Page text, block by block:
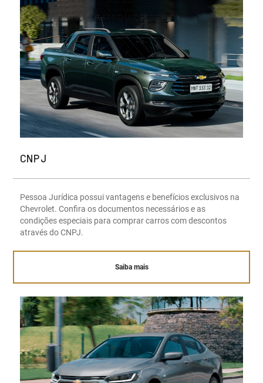
CNPJ
Pessoa Jurídica possui vantagens e benefícios exclusivos na
Chevrolet. Confira os documentos necessários e as
condições especiais para comprar carros com descontos
através do CNPJ.
Saiba mais